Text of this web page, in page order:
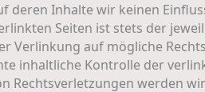
deren Inhalte wir keinen
Seiten ist stets der
Verlinkung auf mögliche
inhaltliche Kontrolle der
Rechtsverletzungen werden